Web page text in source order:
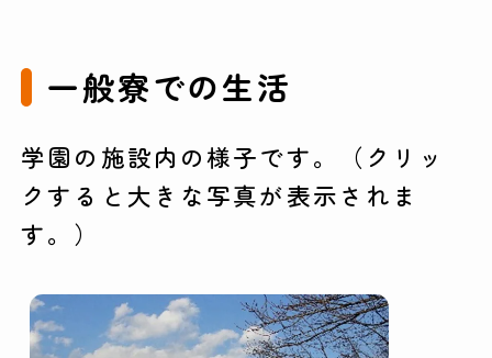
一般寮での生活
学園の施設内の様子です。（クリッ
クすると大きな写真が表示されま
す。）